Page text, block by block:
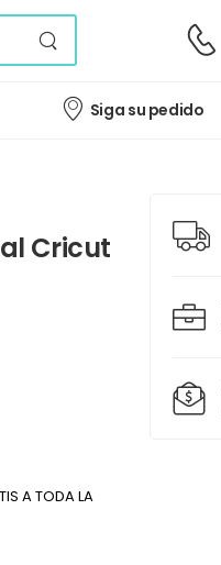
Siga su pedido
Cricut
A TODA LA